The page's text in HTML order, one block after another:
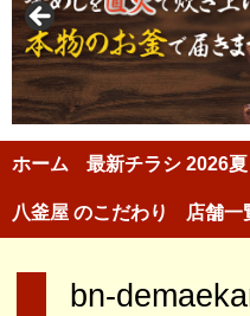
ホーム 最新チラシ 2026夏
八釜屋 のこだわり 店舗一
bn-